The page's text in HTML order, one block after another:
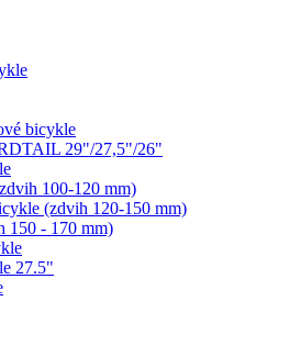
bicykle
29"/27,5"/26"
100-120 mm)
(zdvih 120-150 mm)
150 - 170 mm)
27.5"